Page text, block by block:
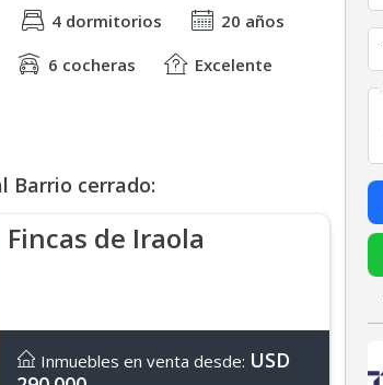
4 dormitorios
20 años
6 cocheras
Excelente
Barrio cerrado:
Fincas de Iraola
Inmuebles en venta desde: USD